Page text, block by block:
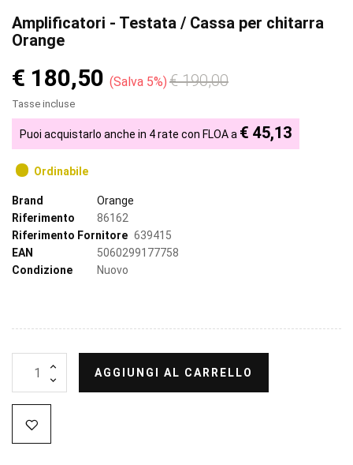
Amplificatori - Testata / Cassa per chitarra
Orange
€ 180,50 Salva 5% € 190,00
Tasse incluse
Puoi acquistarlo anche in 4 rate con FLOA a € 45,13
Ordinabile
Brand
Orange
Riferimento
86162
Riferimento Fornitore 639415
EAN
5060299177758
Condizione
Nuovo
AGGIUNGI AL CARRELLO